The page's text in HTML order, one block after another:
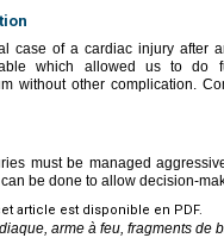
case of a cardiac injury after
which allowed us to do
without other complication.
must be managed
be done to allow decision-
article est disponible en PDF.
arme à feu, fragments de